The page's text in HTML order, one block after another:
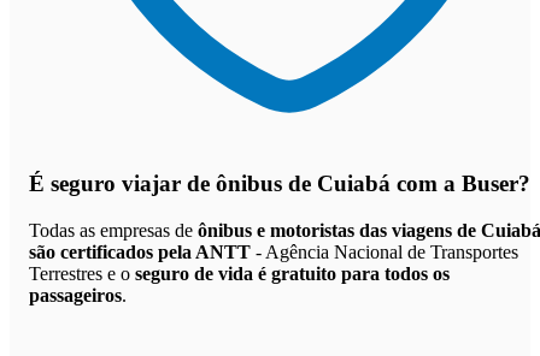
É seguro viajar de ônibus de Cuiabá com a Buser?
Todas as empresas de ônibus e motoristas das viagens de Cuiabá
são certificados pela ANTT - Agência Nacional de Transportes
Terrestres e o seguro de vida é gratuito para todos os
passageiros.